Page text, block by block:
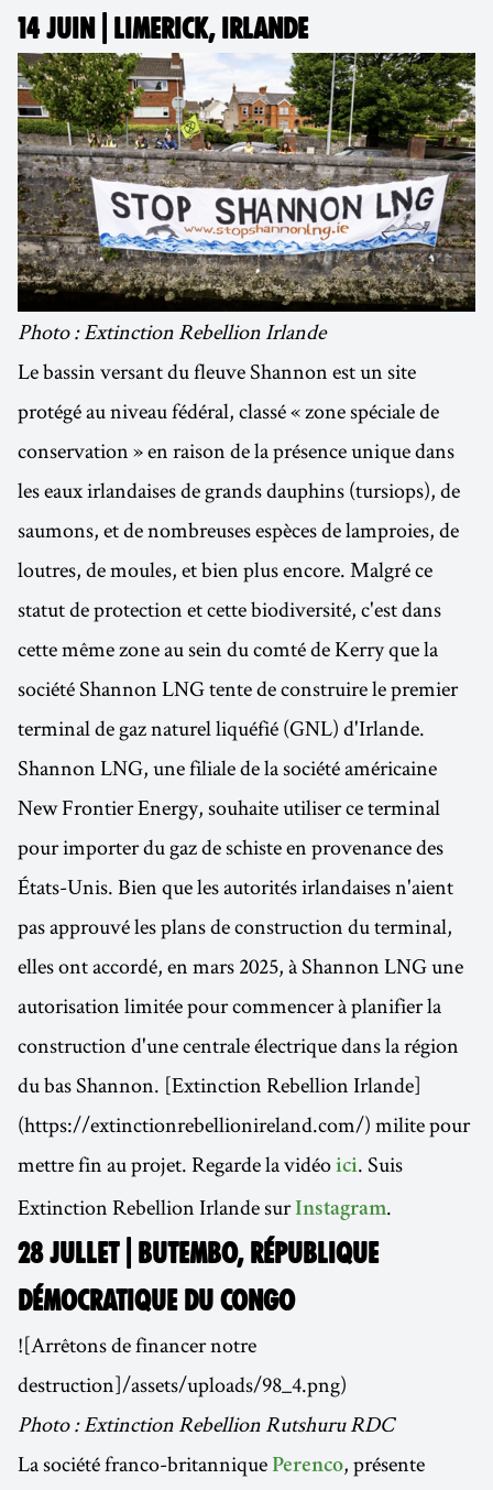
14 JUIN | LIMERICK, IRLANDE
Photo : Extinction Rebellion Irlande
Le bassin versant du fleuve Shannon est un site
protégé au niveau fédéral, classé « zone spéciale de
conservation » en raison de la présence unique dans
les eaux irlandaises de grands dauphins (tursiops), de
saumons, et de nombreuses espèces de lamproies, de
loutres, de moules, et bien plus encore. Malgré ce
statut de protection et cette biodiversité, c'est dans
cette même zone au sein du comté de Kerry que la
société Shannon LNG tente de construire le premier
terminal de gaz naturel liquéfié (GNL) d'Irlande.
Shannon LNG, une filiale de la société américaine
New Frontier Energy, souhaite utiliser ce terminal
pour importer du gaz de schiste en provenance des
États-Unis. Bien que les autorités irlandaises n'aient
pas approuvé les plans de construction du terminal,
elles ont accordé, en mars 2025, à Shannon LNG une
autorisation limitée pour commencer à planifier la
construction d'une centrale électrique dans la région
du bas Shannon. [Extinction Rebellion Irlande]
(https://extinctionrebellionireland.com/) milite pour
mettre fin au projet. Regarde la vidéo ici. Suis
Extinction Rebellion Irlande sur Instagram.
28 JULLET | BUTEMBO, RÉPUBLIQUE
DÉMOCRATIQUE DU CONGO
![Arrêtons de financer notre
destruction]/assets/uploads/98_4.png)
Photo : Extinction Rebellion Rutshuru RDC
La société franco-britannique Perenco, présente